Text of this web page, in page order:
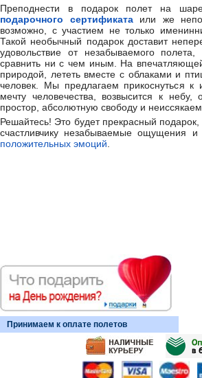
Преподнести в подарок полет на
подарочного сертификатаили же
возможно, с участием не только
Такой необычный подарок доставит
удовольствие от незабываемого
сравнить ни с чем иным. На
природой, лететь вместе с облаками и
человек. Мы предлагаем прикоснуться к
мечту человечества, возвысится к небу,
простор, абсолютную свободу и
Решайтесь! Это будет прекрасный
счастливчику незабываемые ощущения и
положительных эмоций
Принимаем к оплате полетов